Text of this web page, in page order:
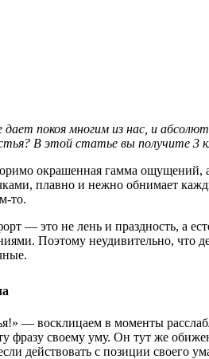
покоя многим из нас, и
В этой статье вы получите 3
окрашенная гамма
плавно и нежно обнимает
то.
— это не лень и праздность, а
Поэтому неудивительно, что
— восклицаем в моменты
фразу своему уму. Он тут же
действовать с позиции своего